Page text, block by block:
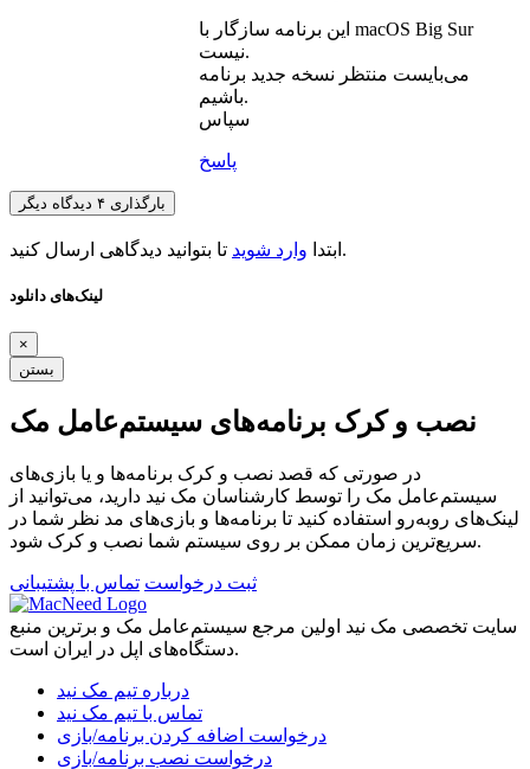
این برنامه سازگار با macOS Big Sur
نیست.
می‌بایست منتظر نسخه جدید برنامه
باشیم.
سپاس
پاسخ
بارگذاری ۴ دیدگاه دیگر
ابتدا وارد شوید تا بتوانید دیدگاهی ارسال کنید.
لینک‌های دانلود
×
بستن
نصب و کرک برنامه‌های سیستم‌عامل مک
در صورتی که قصد نصب و کرک برنامه‌ها و یا بازی‌های
سیستم‌عامل مک را توسط کارشناسان مک نید دارید، می‌توانید از
لینک‌های رو‌به‌رو استفاده کنید تا برنامه‌ها و بازی‌های مد نظر شما در
سریع‌ترین زمان ممکن بر روی سیستم شما نصب و کرک شود.
ثبت درخواست تماس با پشتیبانی
سایت تخصصی مک نید اولین مرجع سیستم‌عامل مک و برترین منبع
دستگاه‌های اپل در ایران است.
درباره تیم مک نید
تماس با تیم مک نید
درخواست اضافه کردن برنامه/بازی
درخواست نصب برنامه/بازی